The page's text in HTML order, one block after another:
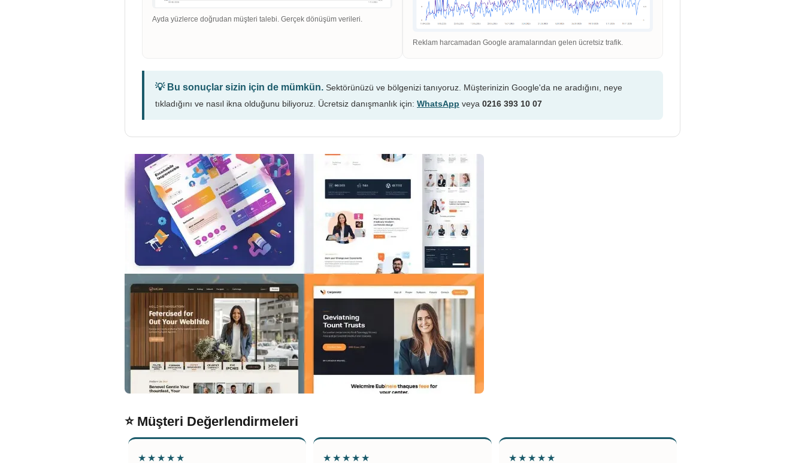
Ayda yüzlerce doğrudan müşteri talebi. Gerçek dönüşüm verileri.
Reklam harcamadan Google aramalarından gelen ücretsiz trafik.
💡 Bu sonuçlar sizin için de mümkün. Sektörünüzü ve bölgenizi tanıyoruz. Müşterinizin Google'da ne aradığını, neye
tıkladığını ve nasıl ikna olduğunu biliyoruz. Ücretsiz danışmanlık için: WhatsApp veya 0216 393 10 07
⭐ Müşteri Değerlendirmeleri
★★★★★ ★★★★★ ★★★★★